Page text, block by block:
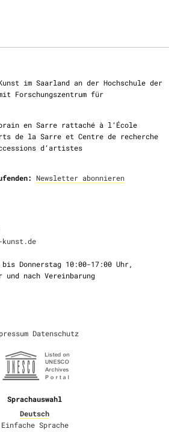
im Saarland an der Hochschule der
Forschungszentrum für
en Sarre rattaché à l‘École
de la Sarre et Centre de recherche
d‘artistes
Newsletter abonnieren
Donnerstag 10:00-17:00 Uhr,
nach Vereinbarung
Datenschutz
Sprachauswahl
Deutsch
Einfache Sprache